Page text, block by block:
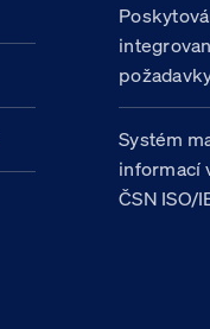
Systém
informací
ČSN ISO/